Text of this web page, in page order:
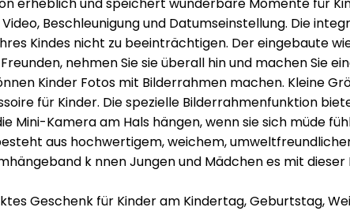
Beschleunigung und Datumseinstellung. Die
Kindes nicht zu beeinträchtigen. Der eingebaute
nehmen Sie sie überall hin und machen Sie
Kinder Fotos mit Bilderrahmen machen. Kleine
für Kinder. Die spezielle Bilderrahmenfunktion
Mini-Kamera am Hals hängen, wenn sie sich müde
aus hochwertigem, weichem,
k nnen Jungen und Mädchen es mit
Geschenk für Kinder am Kindertag, Geburtstag,